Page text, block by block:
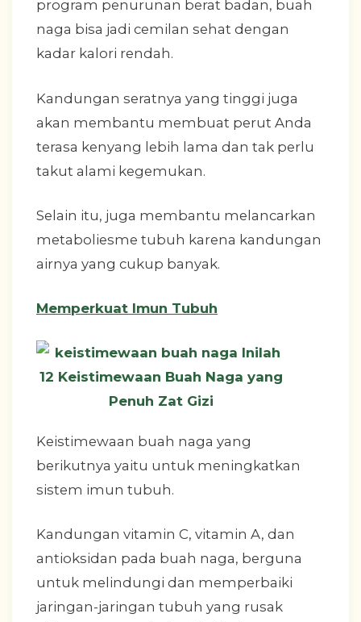
program penurunan berat badan, buah
naga bisa jadi cemilan sehat dengan
kadar kalori rendah.
Kandungan seratnya yang tinggi juga
akan membantu membuat perut Anda
terasa kenyang lebih lama dan tak perlu
takut alami kegemukan.
Selain itu, juga membantu melancarkan
metaboliesme tubuh karena kandungan
airnya yang cukup banyak.
Memperkuat Imun Tubuh
Keistimewaan buah naga yang
berikutnya yaitu untuk meningkatkan
sistem imun tubuh.
Kandungan vitamin C, vitamin A, dan
antioksidan pada buah naga, berguna
untuk melindungi dan memperbaiki
jaringan-jaringan tubuh yang rusak